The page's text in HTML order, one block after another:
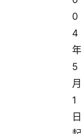
0
4
年
5
月
1
日